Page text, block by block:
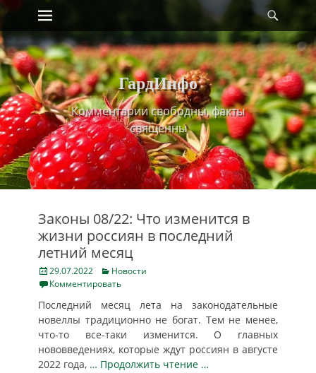
Skip
content
Primary Menu
ГардИнфо
Комментарии свободны, факты
священны
Законы 08/22: Что изменится в
жизни россиян в последний
летний месяц
Posted
on
29.07.2022 Categories
Новости
Комментировать
Последний месяц лета на законодательные
новеллы традиционно не богат. Тем не менее,
что-то все-таки изменится. О главных
нововведениях, которые ждут россиян в августе
2022 года, … Продолжить чтение …